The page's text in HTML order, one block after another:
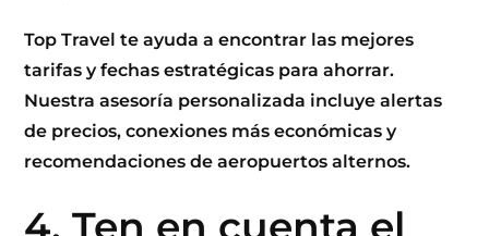
Top Travel te ayuda a encontrar las mejores
tarifas y fechas estratégicas para ahorrar.
Nuestraasesoría personalizada incluye alertas
de precios, conexiones más económicas y
recomendaciones de aeropuertos alternos.